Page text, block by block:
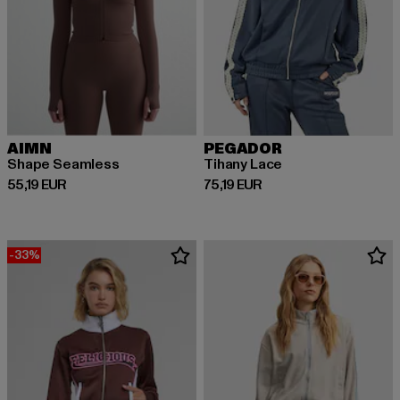
AIMN
Shape Seamless
55,19 EUR
Prix courant: 55,19 EUR
PEGADOR
Tihany Lace
75,19 EUR
Prix courant: 75,19 EUR
-33%